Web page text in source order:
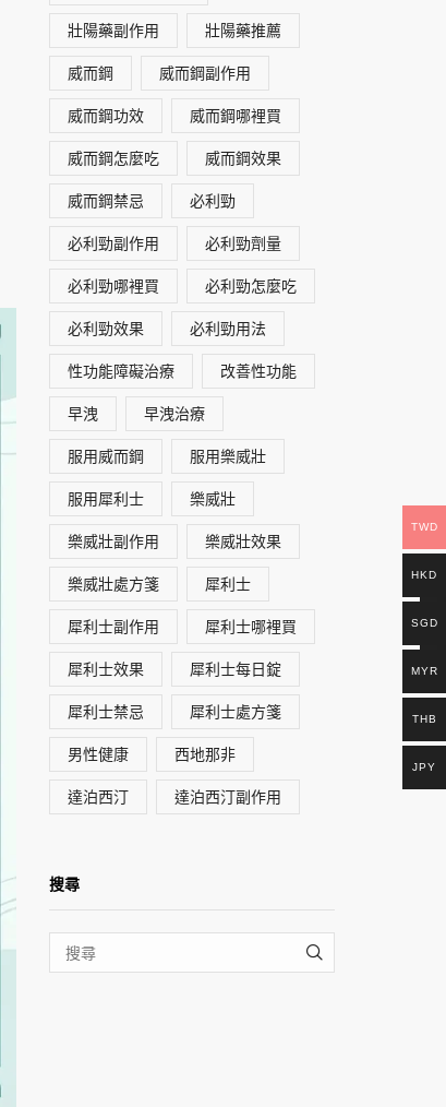
壯陽藥副作用 壯陽藥推薦
威而鋼 威而鋼副作用
威而鋼功效 威而鋼哪裡買
威而鋼怎麼吃 威而鋼效果
威而鋼禁忌 必利勁
必利勁副作用 必利勁劑量
必利勁哪裡買 必利勁怎麼吃
必利勁效果 必利勁用法
性功能障礙治療 改善性功能
早洩 早洩治療
服用威而鋼 服用樂威壯
服用犀利士 樂威壯
樂威壯副作用 樂威壯效果
樂威壯處方箋 犀利士
犀利士副作用 犀利士哪裡買
犀利士效果 犀利士每日錠
犀利士禁忌 犀利士處方箋
男性健康 西地那非
達泊西汀 達泊西汀副作用
搜尋
SEARCH
TWD
HKD
SGD
MYR
THB
JPY